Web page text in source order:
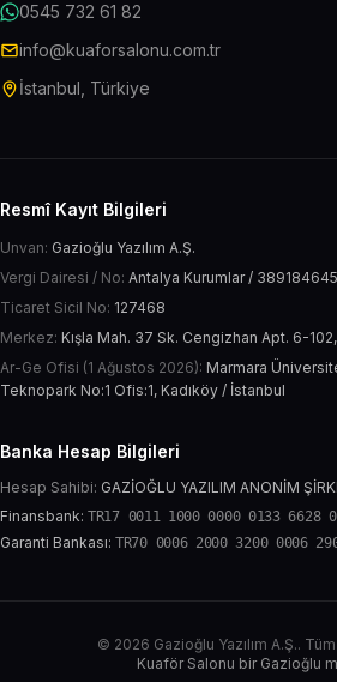
0545 732 61 82
info@kuaforsalonu.com.tr
İstanbul, Türkiye
Resmî Kayıt Bilgileri
Unvan: Gazioğlu Yazılım A.Ş.
Vergi Dairesi / No: Antalya Kurumlar /
Ticaret Sicil No: 127468
Merkez: Kışla Mah. 37 Sk. Cengizhan Apt. 6-
Ar-Ge Ofisi (1 Ağustos 2026): Marmara
Teknopark No:1 Ofis:1, Kadıköy / İstanbul
Banka Hesap Bilgileri
Hesap Sahibi: GAZİOĞLU YAZILIM ANONİM
Finansbank: TR17 0011 1000 0000 0133 6628
Garanti Bankası: TR70 0006 2000 3200 0006
© 2026 Gazioğlu Yazılım A.Ş.. Tüm
Kuaför Salonu bir Gazioğlu